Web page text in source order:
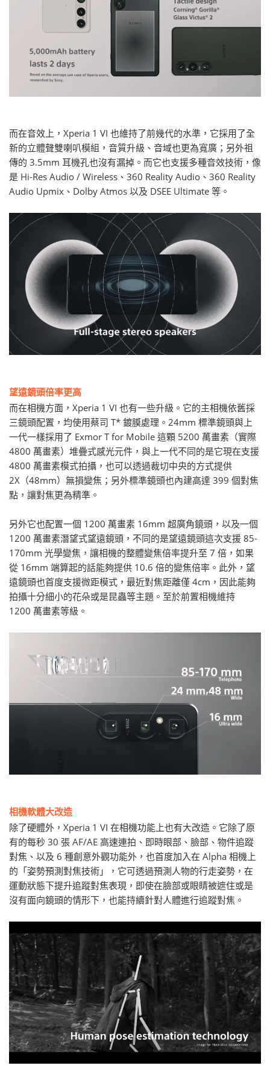
而在音效上，Xperia 1 VI 也維持了前幾代的水準，它採用了全
新的立體聲雙喇叭模組，音質升級、音域也更為寬廣；另外祖
傳的 3.5mm 耳機孔也沒有漏掉。而它也支援多種音效技術，像
是 Hi-Res Audio / Wireless、360 Reality Audio、360 Reality
Audio Upmix、Dolby Atmos 以及 DSEE Ultimate 等。
望遠鏡頭倍率更高
而在相機方面，Xperia 1 VI 也有一些升級。它的主相機依舊採
三鏡頭配置，均使用蔡司 T* 鍍膜處理。24mm 標準鏡頭與上
一代一樣採用了 Exmor T for Mobile 這顆 5200 萬畫素（實際
4800 萬畫素）堆疊式感光元件，與上一代不同的是它現在支援
4800 萬畫素模式拍攝，也可以透過裁切中央的方式提供
2X（48mm）無損變焦；另外標準鏡頭也內建高達 399 個對焦
點，讓對焦更為精準。
另外它也配置一個 1200 萬畫素 16mm 超廣角鏡頭，以及一個
1200 萬畫素潛望式望遠鏡頭，不同的是望遠鏡頭這次支援 85-
170mm 光學變焦，讓相機的整體變焦倍率提升至 7 倍，如果
從 16mm 端算起的話能夠提供 10.6 倍的變焦倍率。此外，望
遠鏡頭也首度支援微距模式，最近對焦距離僅 4cm，因此能夠
拍攝十分細小的花朵或是昆蟲等主題。至於前置相機維持
1200 萬畫素等級。
相機軟體大改造
除了硬體外，Xperia 1 VI 在相機功能上也有大改造。它除了原
有的每秒 30 張 AF/AE 高速連拍、即時眼部、臉部、物件追蹤
對焦、以及 6 種創意外觀功能外，也首度加入在 Alpha 相機上
的「姿勢預測對焦技術」，它可透過預測人物的行走姿勢，在
運動狀態下提升追蹤對焦表現，即使在臉部或眼睛被遮住或是
沒有面向鏡頭的情形下，也能持續針對人體進行追蹤對焦。